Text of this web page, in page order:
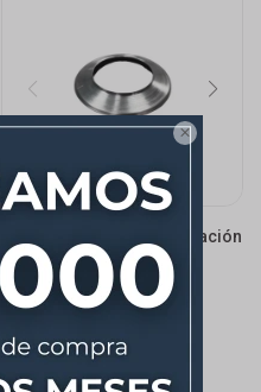

Tapa Junta Tubo De Ventilación
100mm Mp241 Sicflux
$ 269